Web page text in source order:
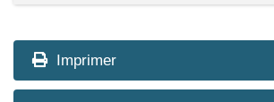
Imprimer